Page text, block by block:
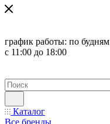
график работы: по будням
с 11:00 до 18:00
Каталог
Все бренды